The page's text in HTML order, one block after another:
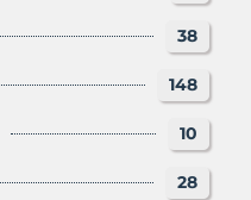
38
148
10
28